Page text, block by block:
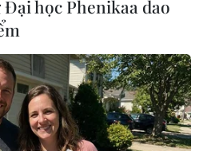
học Phenikaa dao